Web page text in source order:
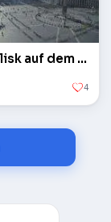
Der Obelisk auf dem Petersplatz im Vatikan
4